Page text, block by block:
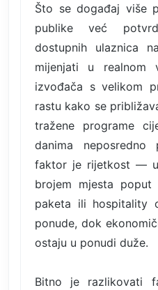
Što se događaj više
publike već
dostupnih ulaznica
mijenjati u realnom
izvođača s velikom
rastu kako se
tražene programe
danima neposredno
faktor je rijetkost —
brojem mjesta poput
paketa ili hospitality
ponude, dok
ostaju u ponudi duže.
Bitno je razlikovati